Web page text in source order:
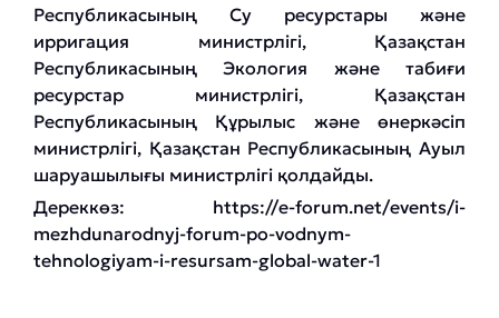
Республикасының Су ресурстары және
ирригация министрлігі, Қазақстан
Республикасының Экология және табиғи
ресурстар министрлігі, Қазақстан
Республикасының Құрылыс және өнеркәсіп
министрлігі, Қазақстан Республикасының Ауыл
шаруашылығы министрлігі қолдайды.
Дереккөз: https://e-forum.net/events/i-
mezhdunarodnyj-forum-po-vodnym-
tehnologiyam-i-resursam-global-water-1